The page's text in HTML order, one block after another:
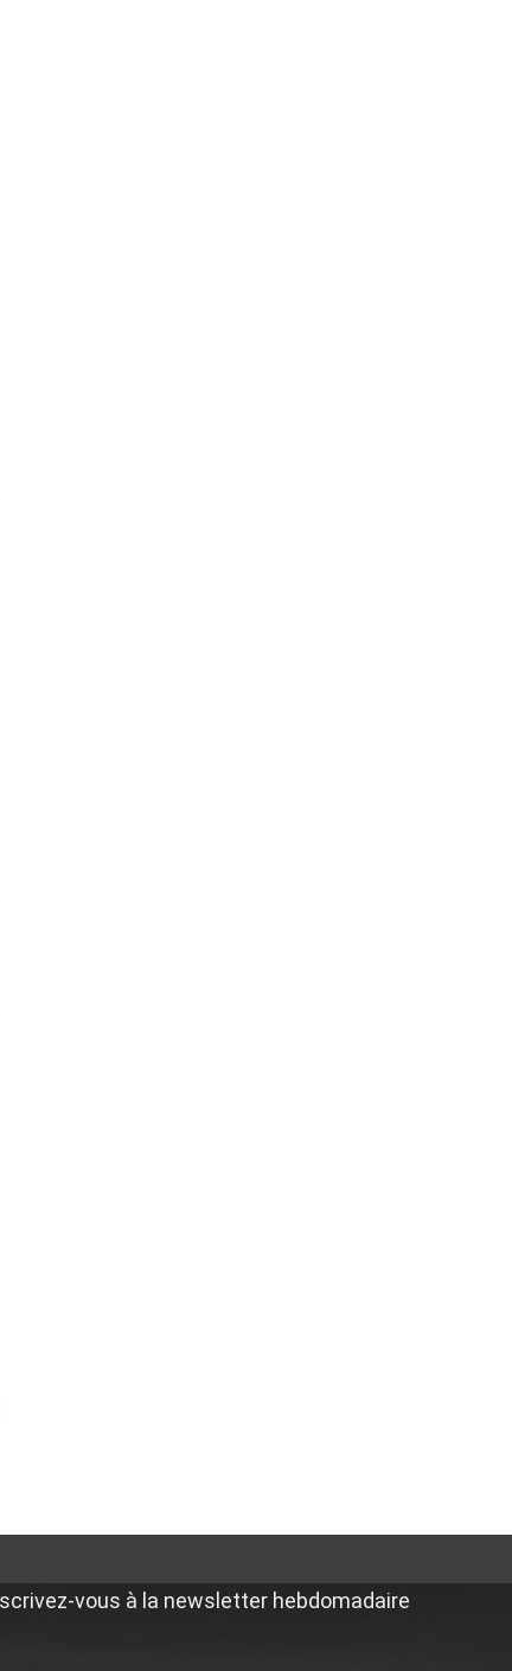
vous à la newsletter hebdomadaire